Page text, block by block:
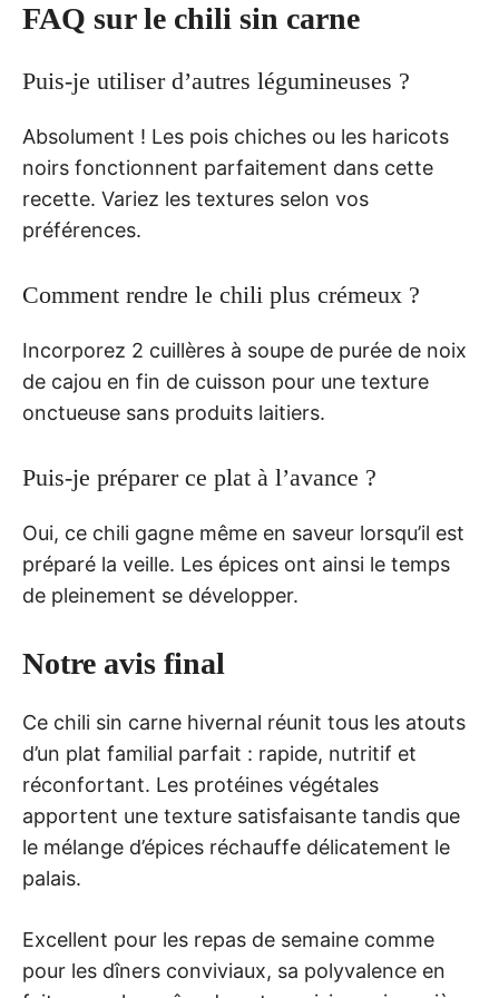
FAQ sur le chili sin carne
Puis-je utiliser d’autres légumineuses ?
Absolument ! Les pois chiches ou les haricots
noirs fonctionnent parfaitement dans cette
recette. Variez les textures selon vos
préférences.
Comment rendre le chili plus crémeux ?
Incorporez 2 cuillères à soupe de purée de noix
de cajou en fin de cuisson pour une texture
onctueuse sans produits laitiers.
Puis-je préparer ce plat à l’avance ?
Oui, ce chili gagne même en saveur lorsqu’il est
préparé la veille. Les épices ont ainsi le temps
de pleinement se développer.
Notre avis final
Ce chili sin carne hivernal réunit tous les atouts
d’un plat familial parfait : rapide, nutritif et
réconfortant. Les protéines végétales
apportent une texture satisfaisante tandis que
le mélange d’épices réchauffe délicatement le
palais.
Excellent pour les repas de semaine comme
pour les dîners conviviaux, sa polyvalence en